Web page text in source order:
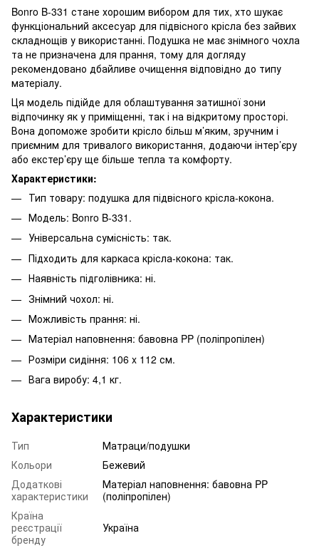
Bonro B-331 стане хорошим вибором для тих, хто шукає
функціональний аксесуар для підвісного крісла без зайвих
складнощів у використанні. Подушка не має знімного чохла
та не призначена для прання, тому для догляду
рекомендовано дбайливе очищення відповідно до типу
матеріалу.
Ця модель підійде для облаштування затишної зони
відпочинку як у приміщенні, так і на відкритому просторі.
Вона допоможе зробити крісло більш м’яким, зручним і
приємним для тривалого використання, додаючи інтер’єру
або екстер’єру ще більше тепла та комфорту.
Характеристики:
Тип товару: подушка для підвісного крісла-кокона.
Модель: Bonro B-331.
Універсальна сумісність: так.
Підходить для каркаса крісла-кокона: так.
Наявність підголівника: ні.
Знімний чохол: ні.
Можливість прання: ні.
Матеріал наповнення: бавовна PP (поліпропілен)
Розміри сидіння: 106 x 112 см.
Вага виробу: 4,1 кг.
Характеристики
Тип
Матраци/подушки
Кольори
Бежевий
Додаткові
характеристики
Матеріал наповнення: бавовна PP
(поліпропілен)
Країна
реєстрації
бренду
Україна